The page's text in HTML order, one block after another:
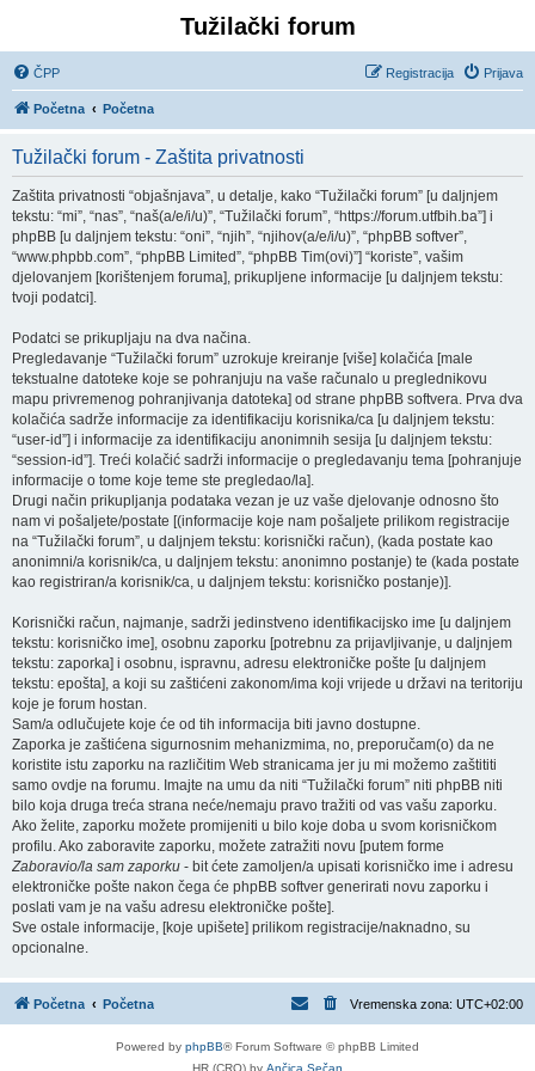
Tužilački forum
ČPP Prijava
Registracija
Početna Početna
Tužilački forum - Zaštita privatnosti
Zaštita privatnosti “objašnjava”, u detalje, kako “Tužilački forum” [u daljnjem
tekstu: “mi”, “nas”, “naš(a/e/i/u)”, “Tužilački forum”, “https://forum.utfbih.ba”] i
phpBB [u daljnjem tekstu: “oni”, “njih”, “njihov(a/e/i/u)”, “phpBB softver”,
“www.phpbb.com”, “phpBB Limited”, “phpBB Tim(ovi)”] “koriste”, vašim
djelovanjem [korištenjem foruma], prikupljene informacije [u daljnjem tekstu:
tvoji podatci].
Podatci se prikupljaju na dva načina.
Pregledavanje “Tužilački forum” uzrokuje kreiranje [više] kolačića [male
tekstualne datoteke koje se pohranjuju na vaše računalo u preglednikovu
mapu privremenog pohranjivanja datoteka] od strane phpBB softvera. Prva dva
kolačića sadrže informacije za identifikaciju korisnika/ca [u daljnjem tekstu:
“user-id”] i informacije za identifikaciju anonimnih sesija [u daljnjem tekstu:
“session-id”]. Treći kolačić sadrži informacije o pregledavanju tema [pohranjuje
informacije o tome koje teme ste pregledao/la].
Drugi način prikupljanja podataka vezan je uz vaše djelovanje odnosno što
nam vi pošaljete/postate [(informacije koje nam pošaljete prilikom registracije
na “Tužilački forum”, u daljnjem tekstu: korisnički račun), (kada postate kao
anonimni/a korisnik/ca, u daljnjem tekstu: anonimno postanje) te (kada postate
kao registriran/a korisnik/ca, u daljnjem tekstu: korisničko postanje)].
Korisnički račun, najmanje, sadrži jedinstveno identifikacijsko ime [u daljnjem
tekstu: korisničko ime], osobnu zaporku [potrebnu za prijavljivanje, u daljnjem
tekstu: zaporka] i osobnu, ispravnu, adresu elektroničke pošte [u daljnjem
tekstu: epošta], a koji su zaštićeni zakonom/ima koji vrijede u državi na teritoriju
koje je forum hostan.
Sam/a odlučujete koje će od tih informacija biti javno dostupne.
Zaporka je zaštićena sigurnosnim mehanizmima, no, preporučam(o) da ne
koristite istu zaporku na različitim Web stranicama jer ju mi možemo zaštititi
samo ovdje na forumu. Imajte na umu da niti “Tužilački forum” niti phpBB niti
bilo koja druga treća strana neće/nemaju pravo tražiti od vas vašu zaporku.
Ako želite, zaporku možete promijeniti u bilo koje doba u svom korisničkom
profilu. Ako zaboravite zaporku, možete zatražiti novu [putem forme
Zaboravio/la sam zaporku - bit ćete zamoljen/a upisati korisničko ime i adresu
elektroničke pošte nakon čega će phpBB softver generirati novu zaporku i
poslati vam je na vašu adresu elektroničke pošte].
Sve ostale informacije, [koje upišete] prilikom registracije/naknadno, su
opcionalne.
Početna Početna Vremenska zona: UTC+02:00
Powered by phpBB® Forum Software © phpBB Limited
HR (CRO) by Ančica Sečan